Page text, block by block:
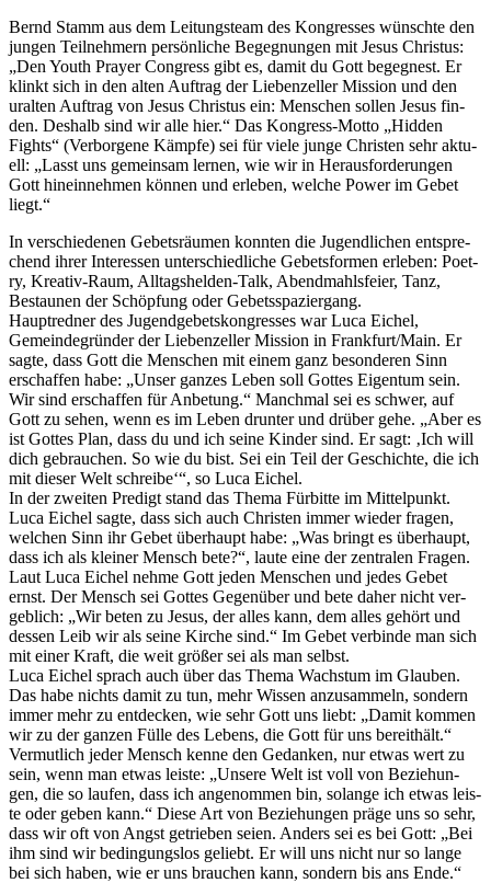
Bernd Stamm aus dem Lei­tungs­team des Kon­gres­ses wünsch­te den
jun­gen Teil­neh­mern per­sön­li­che Begeg­nun­gen mit Jesus Chris­tus:
„Den Youth Pray­er Con­gress gibt es, damit du Gott begeg­nest. Er
klinkt sich in den alten Auf­trag der Lie­ben­zel­ler Mis­si­on und den
uralten Auf­trag von Jesus Chris­tus ein: Men­schen sol­len Jesus fin­
den. Des­halb sind wir alle hier.“ Das Kon­gress-Mot­to „Hid­den
Fights“ (Ver­bor­ge­ne Kämp­fe) sei für vie­le jun­ge Chris­ten sehr aktu­
ell: „Lasst uns gemein­sam ler­nen, wie wir in Her­aus­for­de­run­gen
Gott hin­ein­neh­men kön­nen und erle­ben, wel­che Power im Gebet
liegt.“
In ver­schie­de­nen Gebets­räu­men konn­ten die Jugend­li­chen ent­spre­
chend ihrer Inter­es­sen unter­schied­li­che Gebets­for­men erle­ben: Poet­
ry, Krea­tiv-Raum, All­tags­hel­den-Talk, Abend­mahls­fei­er, Tanz,
Bestau­nen der Schöp­fung oder Gebetsspaziergang.
Haupt­red­ner des Jugend­ge­bets­kon­gres­ses war Luca Eichel,
Gemein­de­grün­der der Lie­ben­zel­ler Mis­si­on in Frankfurt/Main. Er
sag­te, dass Gott die Men­schen mit einem ganz beson­de­ren Sinn
erschaf­fen habe: „Unser gan­zes Leben soll Got­tes Eigen­tum sein.
Wir sind erschaf­fen für Anbe­tung.“ Manch­mal sei es schwer, auf
Gott zu sehen, wenn es im Leben drun­ter und drü­ber gehe. „Aber es
ist Got­tes Plan, dass du und ich sei­ne Kin­der sind. Er sagt: ‚Ich will
dich gebrau­chen. So wie du bist. Sei ein Teil der Geschich­te, die ich
mit die­ser Welt schrei­be‘“, so Luca Eichel.
In der zwei­ten Pre­digt stand das The­ma Für­bit­te im Mit­tel­punkt.
Luca Eichel sag­te, dass sich auch Chris­ten immer wie­der fra­gen,
wel­chen Sinn ihr Gebet über­haupt habe: „Was bringt es über­haupt,
dass ich als klei­ner Mensch bete?“, lau­te eine der zen­tra­len Fra­gen.
Laut Luca Eichel neh­me Gott jeden Men­schen und jedes Gebet
ernst. Der Mensch sei Got­tes Gegen­über und bete daher nicht ver­
geb­lich: „Wir beten zu Jesus, der alles kann, dem alles gehört und
des­sen Leib wir als sei­ne Kir­che sind.“ Im Gebet ver­bin­de man sich
mit einer Kraft, die weit grö­ßer sei als man selbst.
Luca Eichel sprach auch über das The­ma Wachs­tum im Glau­ben.
Das habe nichts damit zu tun, mehr Wis­sen anzu­sam­meln, son­dern
immer mehr zu ent­de­cken, wie sehr Gott uns liebt: „Damit kom­men
wir zu der gan­zen Fül­le des Lebens, die Gott für uns bereit­hält.“
Ver­mut­lich jeder Mensch ken­ne den Gedan­ken, nur etwas wert zu
sein, wenn man etwas leis­te: „Unse­re Welt ist voll von Bezie­hun­
gen, die so lau­fen, dass ich ange­nom­men bin, solan­ge ich etwas leis­
te oder geben kann.“ Die­se Art von Bezie­hun­gen prä­ge uns so sehr,
dass wir oft von Angst getrie­ben sei­en. Anders sei es bei Gott: „Bei
ihm sind wir bedin­gungs­los geliebt. Er will uns nicht nur so lan­ge
bei sich haben, wie er uns brau­chen kann, son­dern bis ans Ende.“